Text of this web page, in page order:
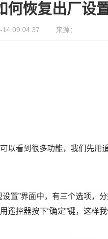
何恢复出厂设
14 09:04:37 来源：
以看到很多功能，我们先用
置”界面中，有三个选项，
控器按下“确定”键，这样